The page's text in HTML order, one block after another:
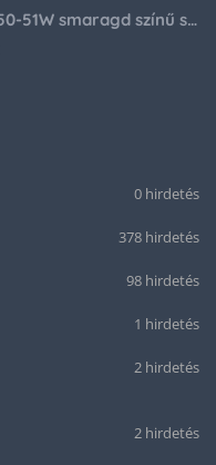
Citizen series 8 NB6050-51W smaragd színű számlappal
0 hirdetés
378 hirdetés
98 hirdetés
1 hirdetés
2 hirdetés
2 hirdetés